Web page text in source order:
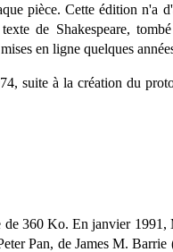
pièce. Cette édition
de Shakespeare,
en ligne quelques
suite à la création du
de 360 Ko. En janvier
Pan, de James M.